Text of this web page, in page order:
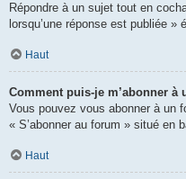
Répondre à un sujet tout en
lorsqu’une réponse est publiée
Haut
Comment puis-je m’abonner
Vous pouvez vous abonner à un
« S’abonner au forum » situé en
Haut